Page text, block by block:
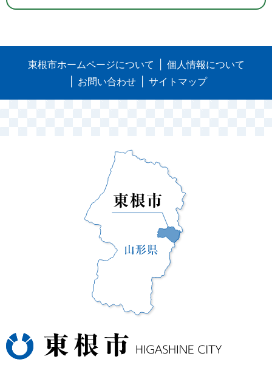
東根市ホームページについて
個人情報について
お問い合わせ
サイトマップ